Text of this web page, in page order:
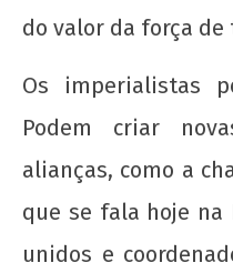
do valor da força de
Os imperialistas
Podem criar
alianças, como a
que se fala hoje na
unidos e